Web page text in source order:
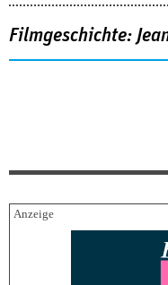
Filmgeschichte: